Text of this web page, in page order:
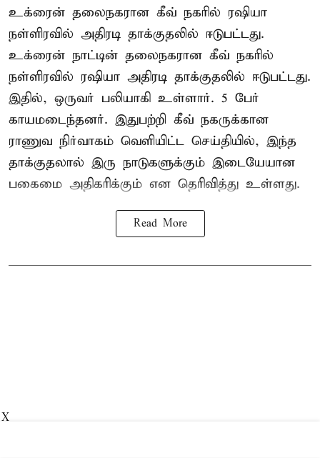
உக்ரைன் தலைநகரான கீவ் நகரில் ரஷியா
நள்ளிரவில் அதிரடி தாக்குதலில் ஈடுபட்டது.
உக்ரைன் நாட்டின் தலைநகரான கீவ் நகரில்
நள்ளிரவில் ரஷியா அதிரடி தாக்குதலில் ஈடுபட்டது.
இதில், ஒருவர் பலியாகி உள்ளார். 5 பேர்
காயமடைந்தனர். இதுபற்றி கீவ் நகருக்கான
ராணுவ நிர்வாகம் வெளியிட்ட செய்தியில், இந்த
தாக்குதலால் இரு நாடுகளுக்கும் இடையேயான
பகைமை அதிகரிக்கும் என தெரிவித்து உள்ளது.
Read More
X